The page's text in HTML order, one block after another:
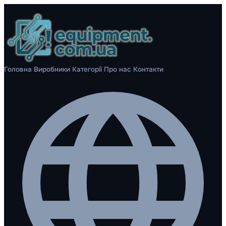
Головна Виробники Категорії Про нас Контакти